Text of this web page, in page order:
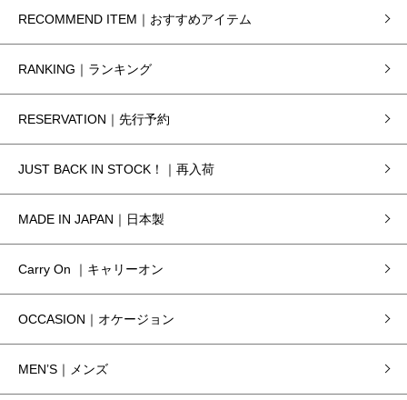
RECOMMEND ITEM｜おすすめアイテム
RANKING｜ランキング
RESERVATION｜先行予約
JUST BACK IN STOCK！｜再入荷
MADE IN JAPAN｜日本製
Carry On ｜キャリーオン
OCCASION｜オケージョン
MEN’S｜メンズ